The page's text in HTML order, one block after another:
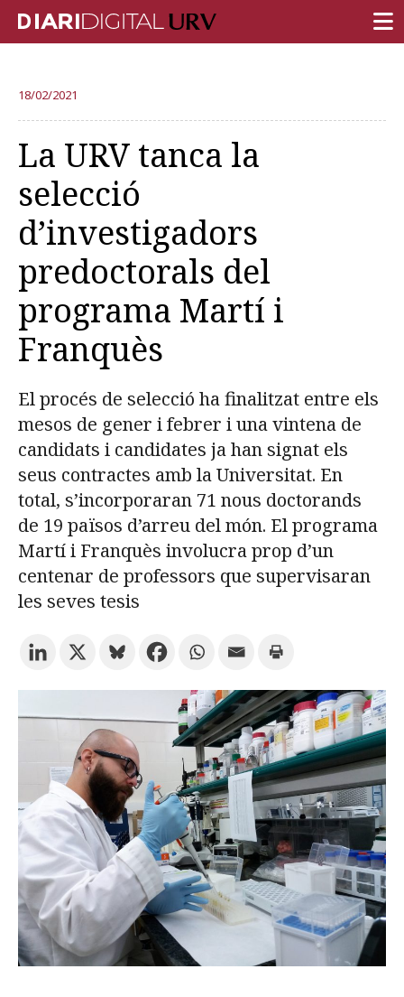
RECERCA
DOCÈNCIA
INSTITUCIÓ
VIDA AL CAMPUS
COMUNITAT URV
Més categories
Prova la cerca avançada
Subscriu-te als butlletins de la URV Agenda
CATALÀ ESPAÑOL ENGLISH
18/02/2021
La URV tanca la
selecció
d’investigadors
predoctorals del
programa Martí i
Franquès
El procés de selecció ha finalitzat entre els
mesos de gener i febrer i una vintena de
candidats i candidates ja han signat els
seus contractes amb la Universitat. En
total, s’incorporaran 71 nous doctorands
de 19 països d’arreu del món. El programa
Martí i Franquès involucra prop d’un
centenar de professors que supervisaran
les seves tesis